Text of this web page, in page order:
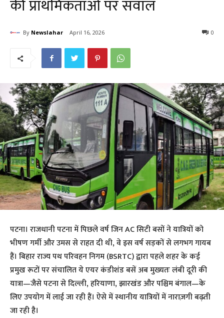
की प्राथमिकताओं पर सवाल
By Newslahar April 16, 2026 0
पटना। राजधानी पटना में पिछले वर्ष जिन AC सिटी बसों ने यात्रियों को
भीषण गर्मी और उमस से राहत दी थी, वे इस वर्ष सड़कों से लगभग गायब
हैं। बिहार राज्य पथ परिवहन निगम (BSRTC) द्वारा पहले शहर के कई
प्रमुख रूटों पर संचालित ये एयर कंडीशंड बसें अब मुख्यतः लंबी दूरी की
यात्रा—जैसे पटना से दिल्ली, हरियाणा, झारखंड और पश्चिम बंगाल—के
लिए उपयोग में लाई जा रही हैं। ऐसे में स्थानीय यात्रियों में नाराज़गी बढ़ती
जा रही है।